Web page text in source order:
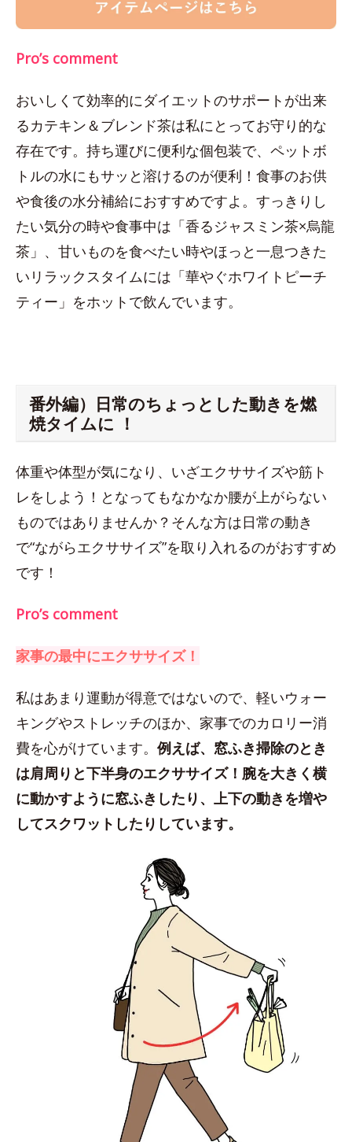
Pro’s comment
おいしくて効率的にダイエットのサポートが出来
るカテキン＆ブレンド茶は私にとってお守り的な
存在です。持ち運びに便利な個包装で、ペットボ
トルの水にもサッと溶けるのが便利！食事のお供
や食後の水分補給におすすめですよ。すっきりし
たい気分の時や食事中は「香るジャスミン茶×烏龍
茶」、甘いものを食べたい時やほっと一息つきた
いリラックスタイムには「華やぐホワイトピーチ
ティー」をホットで飲んでいます。
番外編）日常のちょっとした動きを燃
焼タイムに ！
体重や体型が気になり、いざエクササイズや筋ト
レをしよう！となってもなかなか腰が上がらない
ものではありませんか？そんな方は日常の動き
で“ながらエクササイズ”を取り入れるのがおすすめ
です！
Pro’s comment
家事の最中にエクササイズ！
私はあまり運動が得意ではないので、軽いウォー
キングやストレッチのほか、家事でのカロリー消
費を心がけています。 例えば、窓ふき掃除のとき
は肩周りと下半身のエクササイズ！腕を大きく横
に動かすように窓ふきしたり、上下の動きを増や
してスクワットしたりしています。